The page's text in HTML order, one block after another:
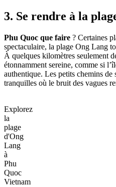
3. Se rendre à la
Phu Quoc que faire ? Certaines
spectaculaire, la plage Ong Lang
À quelques kilomètres seulement
étonnamment sereine, comme si
authentique. Les petits chemins de
tranquilles où le bruit des vagues
Explorez
la
plage
d'Ong
Lang
à
Phu
Quoc
Vietnam